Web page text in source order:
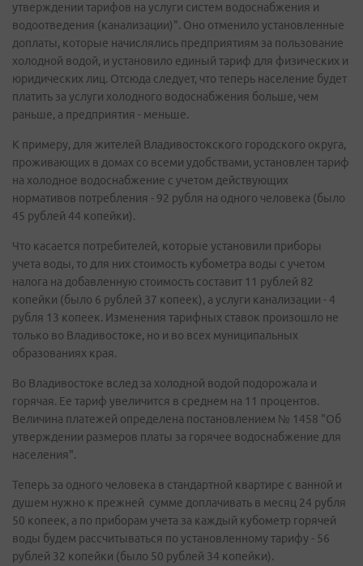
утверждении тарифов на услуги систем водоснабжения и
водоотведения (канализации)". Оно отменило установленные
доплаты, которые начислялись предприятиям за пользование
холодной водой, и установило единый тариф для физических и
юридических лиц. Отсюда следует, что теперь население будет
платить за услуги холодного водоснабжения больше, чем
раньше, а предприятия - меньше.
К примеру, для жителей Владивостокского городского округа,
проживающих в домах со всеми удобствами, установлен тариф
на холодное водоснабжение с учетом действующих
нормативов потребления - 92 рубля на одного человека (было
45 рублей 44 копейки).
Что касается потребителей, которые установили приборы
учета воды, то для них стоимость кубометра воды с учетом
налога на добавленную стоимость составит 11 рублей 82
копейки (было 6 рублей 37 копеек), а услуги канализации - 4
рубля 13 копеек. Изменения тарифных ставок произошло не
только во Владивостоке, но и во всех муниципальных
образованиях края.
Во Владивостоке вслед за холодной водой подорожала и
горячая. Ее тариф увеличится в среднем на 11 процентов.
Величина платежей определена постановлением № 1458 "Об
утверждении размеров платы за горячее водоснабжение для
населения".
Теперь за одного человека в стандартной квартире с ванной и
душем нужно к прежней сумме доплачивать в месяц 24 рубля
50 копеек, а по приборам учета за каждый кубометр горячей
воды будем рассчитываться по установленному тарифу - 56
рублей 32 копейки (было 50 рублей 34 копейки).